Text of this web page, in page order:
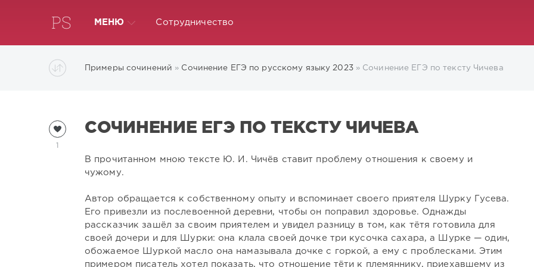
МЕНЮ Сотрудничество
Примеры сочинений » Сочинение ЕГЭ по русскому языку 2023» Сочинение ЕГЭ по тексту Чичева
СОЧИНЕНИЕ ЕГЭ ПО ТЕКСТУ ЧИЧЕВА
1
В прочитанном мною тексте Ю. И. Чичёв ставит проблему отношения к своему и
чужому.
Автор обращается к собственному опыту и вспоминает своего приятеля Шурку Гусева.
Его привезли из послевоенной деревни, чтобы он поправил здоровье. Однажды
рассказчик зашёл за своим приятелем и увидел разницу в том, как тётя готовила для
своей дочери и для Шурки: она клала своей дочке три кусочка сахара, а Шурке — один,
обожаемое Шуркой масло она намазывала дочке с горкой, а ему с проблесками. Этим
примером писатель хотел показать, что отношение тёти к племяннику, приехавшему из